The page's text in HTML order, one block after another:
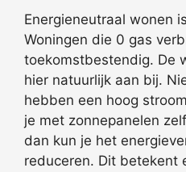
Energieneutraal wonen
Woningen die 0 gas
toekomstbestendig. De
hier natuurlijk aan bij.
hebben een hoog
je met zonnepanelen
dan kun je het
reduceren. Dit betekent